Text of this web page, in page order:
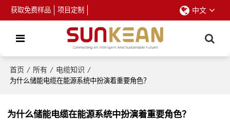
获取免费样品 项目定制 中文
首页 / 所有 / 电缆知识 /
为什么储能电缆在能源系统中扮演着重要角色？
为什么储能电缆在能源系统中扮演着重要角色？